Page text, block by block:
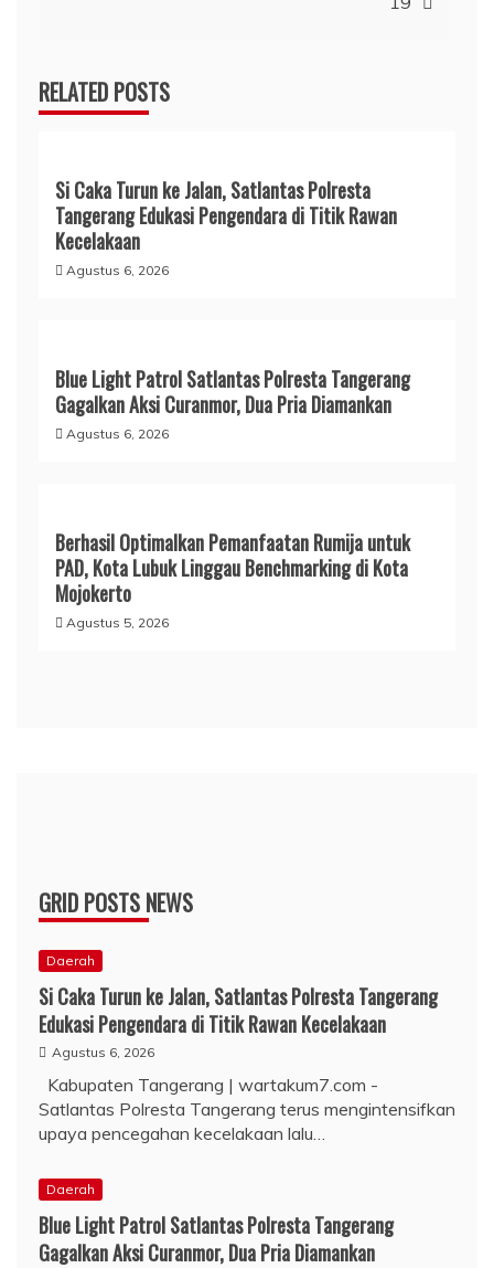
RELATED POSTS
Si Caka Turun ke Jalan, Satlantas Polresta
Tangerang Edukasi Pengendara di Titik Rawan
Kecelakaan
Agustus 6, 2026
Blue Light Patrol Satlantas Polresta Tangerang
Gagalkan Aksi Curanmor, Dua Pria Diamankan
Agustus 6, 2026
Berhasil Optimalkan Pemanfaatan Rumija untuk
PAD, Kota Lubuk Linggau Benchmarking di Kota
Mojokerto
Agustus 5, 2026
GRID POSTS NEWS
Daerah
Si Caka Turun ke Jalan, Satlantas Polresta Tangerang
Edukasi Pengendara di Titik Rawan Kecelakaan
Agustus 6, 2026
Kabupaten Tangerang | wartakum7.com -
Satlantas Polresta Tangerang terus mengintensifkan
upaya pencegahan kecelakaan lalu…
Daerah
Blue Light Patrol Satlantas Polresta Tangerang
Gagalkan Aksi Curanmor, Dua Pria Diamankan